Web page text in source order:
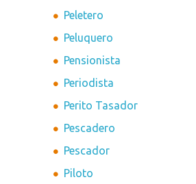
Peletero
Peluquero
Pensionista
Periodista
Perito Tasador
Pescadero
Pescador
Piloto